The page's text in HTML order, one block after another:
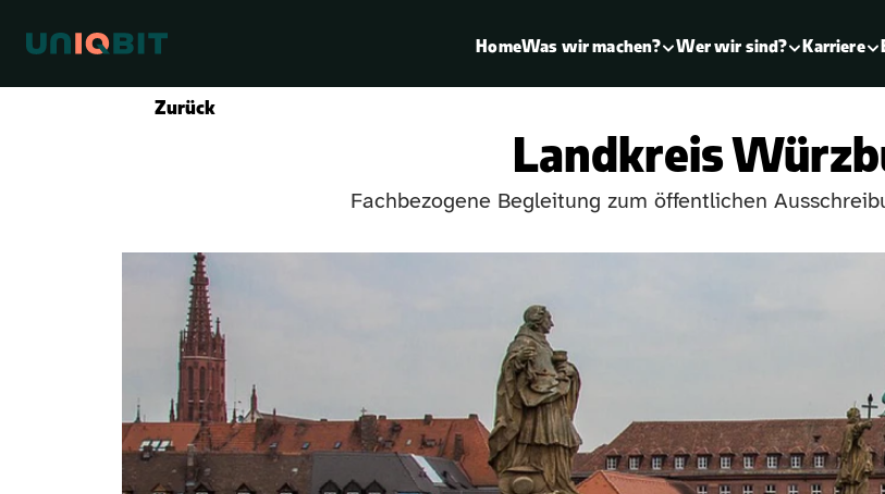
HomeWas wir machen? Wer wir sind? Karriere
Zurück
Landkreis
Fachbezogene Begleitung zum öffentlichen